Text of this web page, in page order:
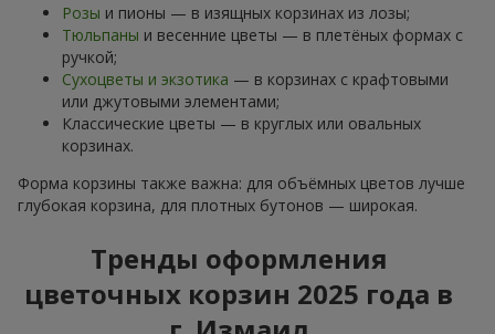
Розы и пионы — в изящных корзинах из лозы;
Тюльпаны и весенние цветы — в плетёных формах с
ручкой;
Сухоцветы и экзотика — в корзинах с крафтовыми
или джутовыми элементами;
Классические цветы — в круглых или овальных
корзинах.
Форма корзины также важна: для объёмных цветов лучше
глубокая корзина, для плотных бутонов — широкая.
Тренды оформления
цветочных корзин 2025 года в